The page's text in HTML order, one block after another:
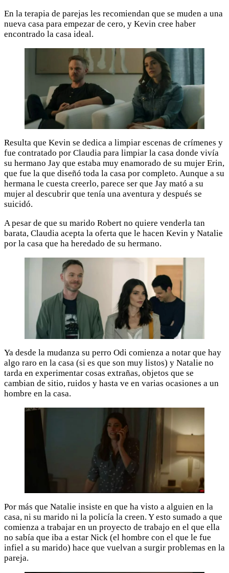
En la terapia de parejas les recomiendan que se muden a una
nueva casa para empezar de cero, y Kevin cree haber
encontrado la casa ideal.
Resulta que Kevin se dedica a limpiar escenas de crímenes y
fue contratado por Claudia para limpiar la casa donde vivía
su hermano Jay que estaba muy enamorado de su mujer Erin,
que fue la que diseñó toda la casa por completo. Aunque a su
hermana le cuesta creerlo, parece ser que Jay mató a su
mujer al descubrir que tenía una aventura y después se
suicidó.
A pesar de que su marido Robert no quiere venderla tan
barata, Claudia acepta la oferta que le hacen Kevin y Natalie
por la casa que ha heredado de su hermano.
Ya desde la mudanza su perro Odi comienza a notar que hay
algo raro en la casa (si es que son muy listos) y Natalie no
tarda en experimentar cosas extrañas, objetos que se
cambian de sitio, ruidos y hasta ve en varias ocasiones a un
hombre en la casa.
Por más que Natalie insiste en que ha visto a alguien en la
casa, ni su marido ni la policía la creen. Y esto sumado a que
comienza a trabajar en un proyecto de trabajo en el que ella
no sabía que iba a estar Nick (el hombre con el que le fue
infiel a su marido) hace que vuelvan a surgir problemas en la
pareja.